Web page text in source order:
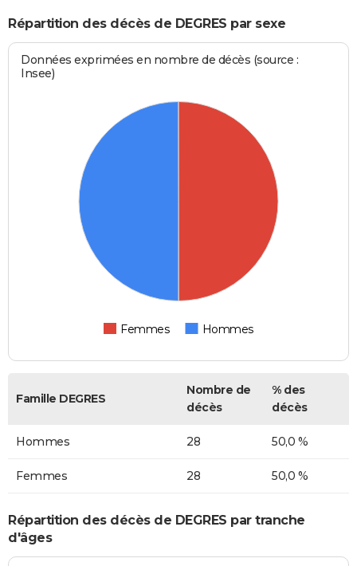
Répartition des décès de DEGRES par sexe
Données exprimées en nombre de décès (source :
Insee)
Femmes Hommes
Famille DEGRES
Nombre de
décès
% des
décès
Hommes 28 50,0 %
Femmes 28 50,0 %
Répartition des décès de DEGRES par tranche
d'âges